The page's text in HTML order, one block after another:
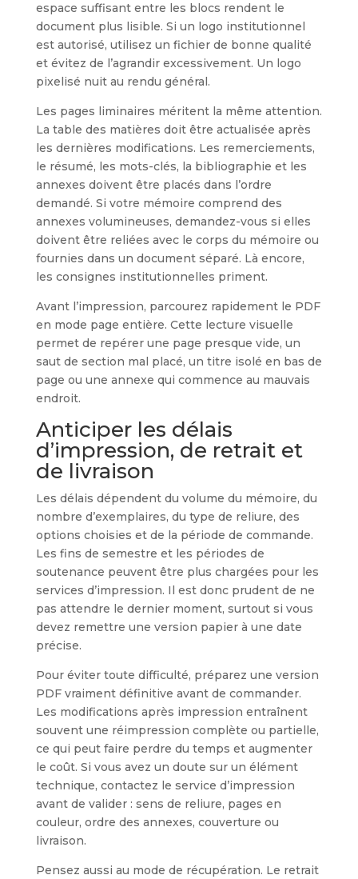
espace suffisant entre les blocs rendent le
document plus lisible. Si un logo institutionnel
est autorisé, utilisez un fichier de bonne qualité
et évitez de l’agrandir excessivement. Un logo
pixelisé nuit au rendu général.
Les pages liminaires méritent la même attention.
La table des matières doit être actualisée après
les dernières modifications. Les remerciements,
le résumé, les mots-clés, la bibliographie et les
annexes doivent être placés dans l’ordre
demandé. Si votre mémoire comprend des
annexes volumineuses, demandez-vous si elles
doivent être reliées avec le corps du mémoire ou
fournies dans un document séparé. Là encore,
les consignes institutionnelles priment.
Avant l’impression, parcourez rapidement le PDF
en mode page entière. Cette lecture visuelle
permet de repérer une page presque vide, un
saut de section mal placé, un titre isolé en bas de
page ou une annexe qui commence au mauvais
endroit.
Anticiper les délais
d’impression, de retrait et
de livraison
Les délais dépendent du volume du mémoire, du
nombre d’exemplaires, du type de reliure, des
options choisies et de la période de commande.
Les fins de semestre et les périodes de
soutenance peuvent être plus chargées pour les
services d’impression. Il est donc prudent de ne
pas attendre le dernier moment, surtout si vous
devez remettre une version papier à une date
précise.
Pour éviter toute difficulté, préparez une version
PDF vraiment définitive avant de commander.
Les modifications après impression entraînent
souvent une réimpression complète ou partielle,
ce qui peut faire perdre du temps et augmenter
le coût. Si vous avez un doute sur un élément
technique, contactez le service d’impression
avant de valider : sens de reliure, pages en
couleur, ordre des annexes, couverture ou
livraison.
Pensez aussi au mode de récupération. Le retrait